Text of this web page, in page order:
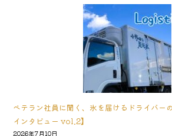
ベテラン社員に聞く、氷を届けるドライバー
インタビュー vol.2】
2026年7月10日